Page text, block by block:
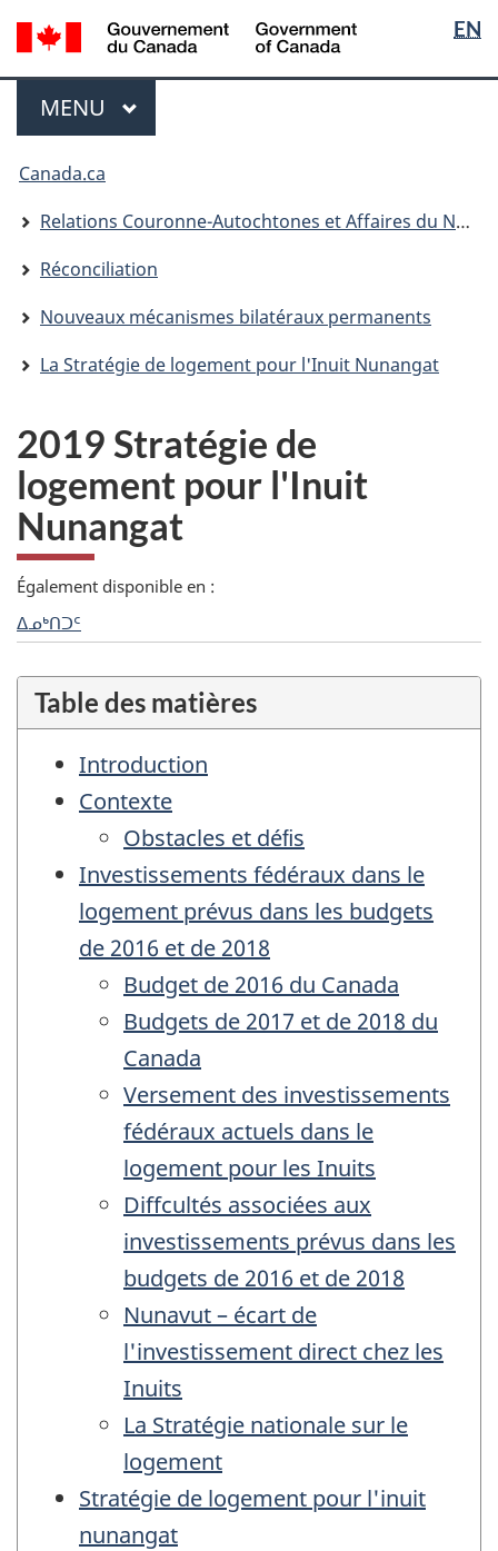
Passer
au
contenu
Passer
à
« Au
Passer
à
la
la
EN
of
Menu
MENU PRINCIPAL
êtes
ici
Canada.ca
Relations Couronne-Autochtones et Affaires du Nord Canada
Réconciliation
Nouveaux mécanismes bilatéraux permanents
La Stratégie de logement pour l'Inuit Nunangat
2019 Stratégie de
logement pour l'Inuit
Nunangat
Langues
autochtones
Également disponible en :
ᐃᓄᒃᑎᑐᑦ
Table des matières
Introduction
Contexte
Obstacles et déﬁs
Investissements fédéraux dans le
logement prévus dans les budgets
de 2016 et de 2018
Budget de 2016 du Canada
Budgets de 2017 et de 2018 du
Canada
Versement des investissements
fédéraux actuels dans le
logement pour les Inuits
Diffcultés associées aux
investissements prévus dans les
budgets de 2016 et de 2018
Nunavut – écart de
l'investissement direct chez les
Inuits
La Stratégie nationale sur le
logement
Stratégie de logement pour l'inuit
nunangat